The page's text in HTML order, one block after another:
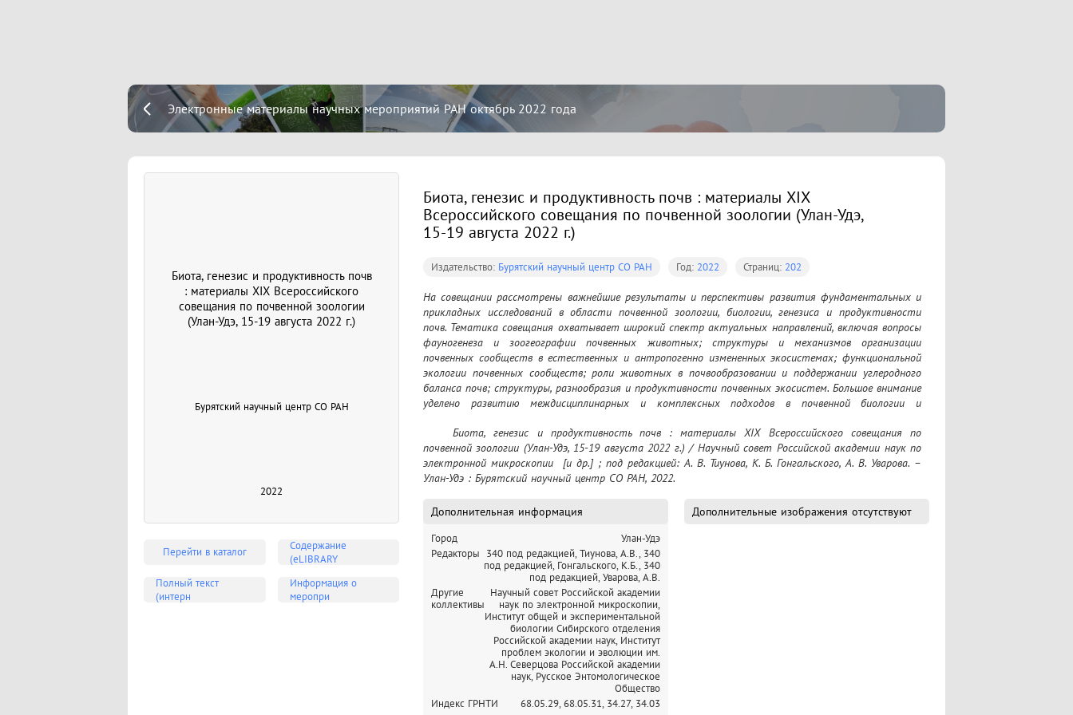
Электронные материалы научных мероприятий РАН октябрь 2022 года
Биота, генезис и продуктивность почв
: материалы XIX Всероссийского
совещания по почвенной зоологии
(Улан-Удэ, 15-19 августа 2022 г.)
Бурятский научный центр СО РАН
2022
Перейти в каталог
Содержание
(eLIBRARY
Полный текст
(интерн
Информация о
меропри
Биота, генезис и продуктивность почв : материалы XIX
Всероссийского совещания по почвенной зоологии (Улан-Удэ,
15-19 августа 2022 г.)
Издательство: Бурятский научный центр СО РАН Год: 2022 Страниц: 202
На совещании рассмотрены важнейшие результаты и перспективы развития фундаментальных и
прикладных исследований в области почвенной зоологии, биологии, генезиса и продуктивности
почв. Тематика совещания охватывает широкий спектр актуальных направлений, включая вопросы
фауногенеза и зоогеографии почвенных животных; структуры и механизмов организации
почвенных сообществ в естественных и антропогенно измененных экосистемах; функциональной
экологии почвенных сообществ; роли животных в почвообразовании и поддержании углеродного
баланса почв; структуры, разнообразия и продуктивности почвенных экосистем. Большое внимание
уделено развитию междисциплинарных и комплексных подходов в почвенной биологии и
молекулярных методов и формирование открытых баз данных
	Биота, генезис и продуктивность почв : материалы XIX Всероссийского совещания по
почвенной зоологии (Улан-Удэ, 15-19 августа 2022 г.) / Научный совет Российской академии наук по
электронной микроскопии  [и др.] ; под редакцией: А. В. Тиунова, К. Б. Гонгальского, А. В. Уварова. –
Улан-Удэ : Бурятский научный центр СО РАН, 2022.
Дополнительная информация
Город
Улан-Удэ
Редакторы 340 под редакцией, Тиунова, А.В., 340
под редакцией, Гонгальского, К.Б., 340
под редакцией, Уварова, А.В.
Другие
коллективы
Научный совет Российской академии
наук по электронной микроскопии,
Институт общей и экспериментальной
биологии Сибирского отделения
Российской академии наук, Институт
проблем экологии и эволюции им.
А.Н. Северцова Российской академии
наук, Русское Энтомологическое
Общество
Индекс ГРНТИ
68.05.29, 68.05.31, 34.27, 34.03
Дополнительные изображения отсутствуют